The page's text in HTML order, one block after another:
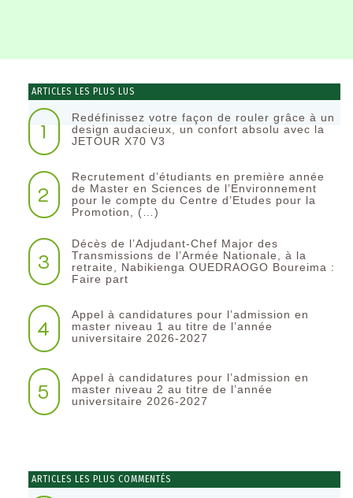
ARTICLES LES PLUS LUS
1
Redéfinissez votre façon de rouler grâce à un
design audacieux, un confort absolu avec la
JETOUR X70 V3
2
Recrutement d’étudiants en première année
de Master en Sciences de l’Environnement
pour le compte du Centre d’Etudes pour la
Promotion, (…)
3
Décès de l’Adjudant-Chef Major des
Transmissions de l’Armée Nationale, à la
retraite, Nabikienga OUEDRAOGO Boureima :
Faire part
4
Appel à candidatures pour l’admission en
master niveau 1 au titre de l’année
universitaire 2026-2027
5
Appel à candidatures pour l’admission en
master niveau 2 au titre de l’année
universitaire 2026-2027
ARTICLES LES PLUS COMMENTÉS